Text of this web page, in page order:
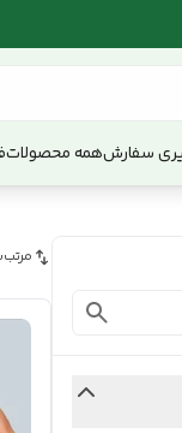
سفارشهمه محصولات